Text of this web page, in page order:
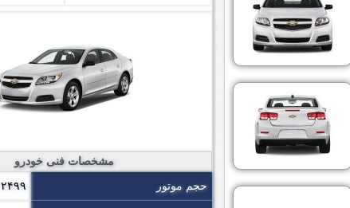
مشخصات فنی خودرو
حجم موتور ۲۴۹۹